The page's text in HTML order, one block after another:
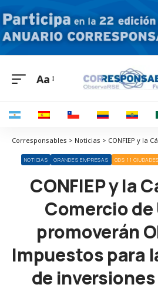
Aa
NOTICIAS GRANDES EMPRESAS ODS 11
CONFIEP y la
Comercio de
promoverán
Impuestos para
de